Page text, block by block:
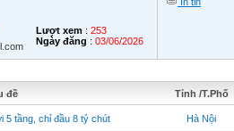
Lượt xem : 253
Ngày đăng : 03/06/2026
đề Tỉnh /T.Phố
5 tầng, chỉ đầu 8 tỷ chút Hà Nội